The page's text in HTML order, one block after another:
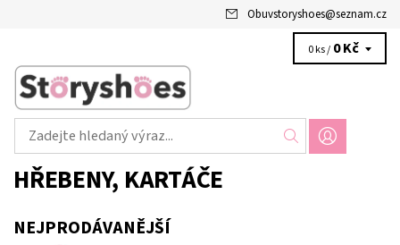
Obuvstoryshoes@seznam.cz
0 ks / 0 Kč
HŘEBENY, KARTÁČE
NEJPRODÁVANĚJŠÍ